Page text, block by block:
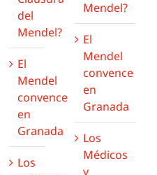
del
Mendel?
El
Mendel
convence
en
Granada
Los
Mendel?
El
Mendel
convence
en
Granada
Los
Médicos
y